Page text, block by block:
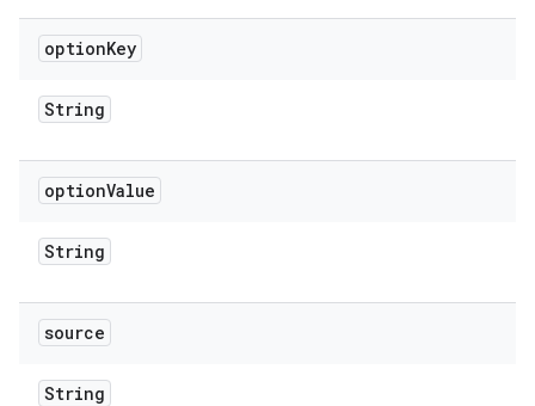
optionKey
String
optionValue
String
source
String